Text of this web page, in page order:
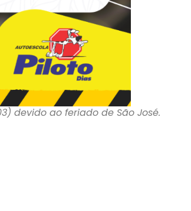
devido ao feriado de São José.